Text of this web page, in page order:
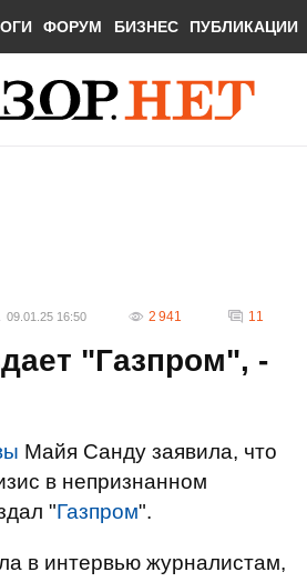
ФОРУМ БИЗНЕС ПУБЛИКАЦИИ
09.01.25 16:50 2 941 11
"Газпром", -
Майя Санду заявила, что
в непризнанном
"Газпром".
в интервью журналистам,